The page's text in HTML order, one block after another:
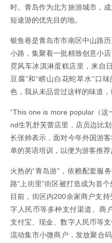
时。青岛作为北方旅游城市，
短途游的优先目的地。
银鱼巷是青岛市市南区中山路
小路，集聚着一批精致创意小
霓风车冰淇淋蛋糕店里，来自
豆腐”和“崂山白花蛇草水”口
色，我从未品尝过这样的味道，
“This one is more popular（这
nd生乳舒芙蕾店里，店员边比
长张帅表示，面对今年外国游
单的英语培训，以便为游客推荐
火热的“青岛游”，依赖配套服
路“上街里”街区被打造成为首
目前，街区内200余家商户支
字人民币等多种支付渠道。商
支付宝、现金、数字人民币等
流动集市小微商户，发放聚合